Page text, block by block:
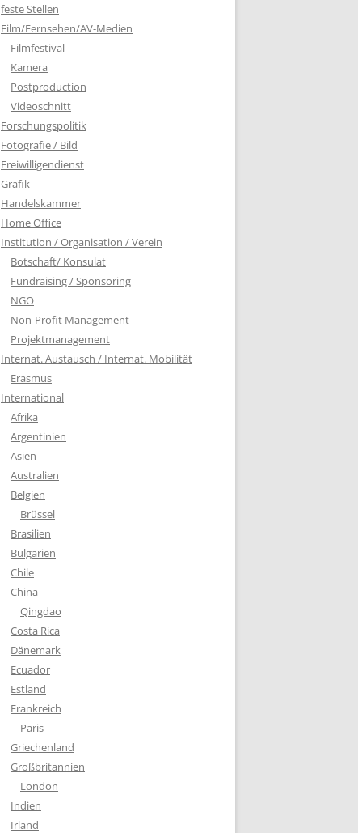
feste Stellen
Film/Fernsehen/AV-Medien
Filmfestival
Kamera
Postproduction
Videoschnitt
Forschungspolitik
Fotografie / Bild
Freiwilligendienst
Grafik
Handelskammer
Home Office
Institution / Organisation / Verein
Botschaft/ Konsulat
Fundraising / Sponsoring
NGO
Non-Profit Management
Projektmanagement
Internat. Austausch / Internat. Mobilität
Erasmus
International
Afrika
Argentinien
Asien
Australien
Belgien
Brüssel
Brasilien
Bulgarien
Chile
China
Qingdao
Costa Rica
Dänemark
Ecuador
Estland
Frankreich
Paris
Griechenland
Großbritannien
London
Indien
Irland